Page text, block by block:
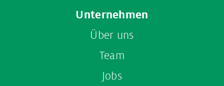
Unternehmen
Über uns
Team
Jobs